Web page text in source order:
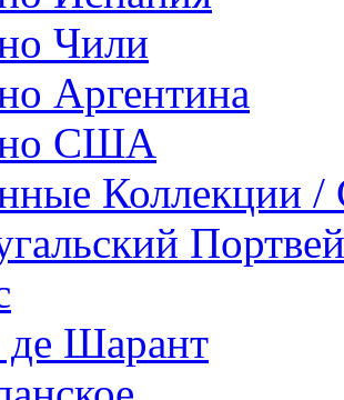
Чили
Аргентина
США
Коллекции /
Шарант